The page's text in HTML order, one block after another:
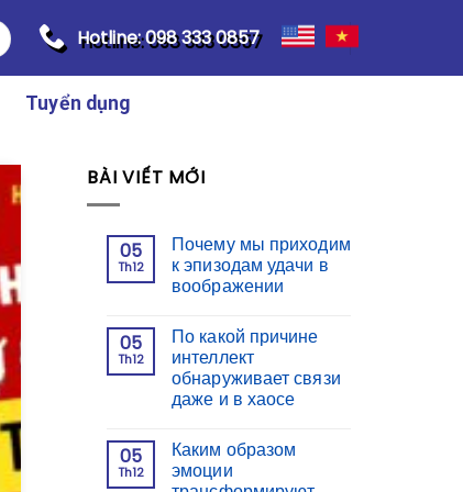
Hotline: 098 333 0857
Tuyển dụng
BÀI VIẾT MỚI
05
Th12
Почему мы приходим
к эпизодам удачи в
воображении
05
Th12
По какой причине
интеллект
обнаруживает связи
даже и в хаосе
05
Th12
Каким образом
эмоции